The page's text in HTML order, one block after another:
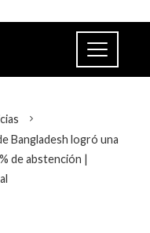
Bangladesh logró una
de abstención |